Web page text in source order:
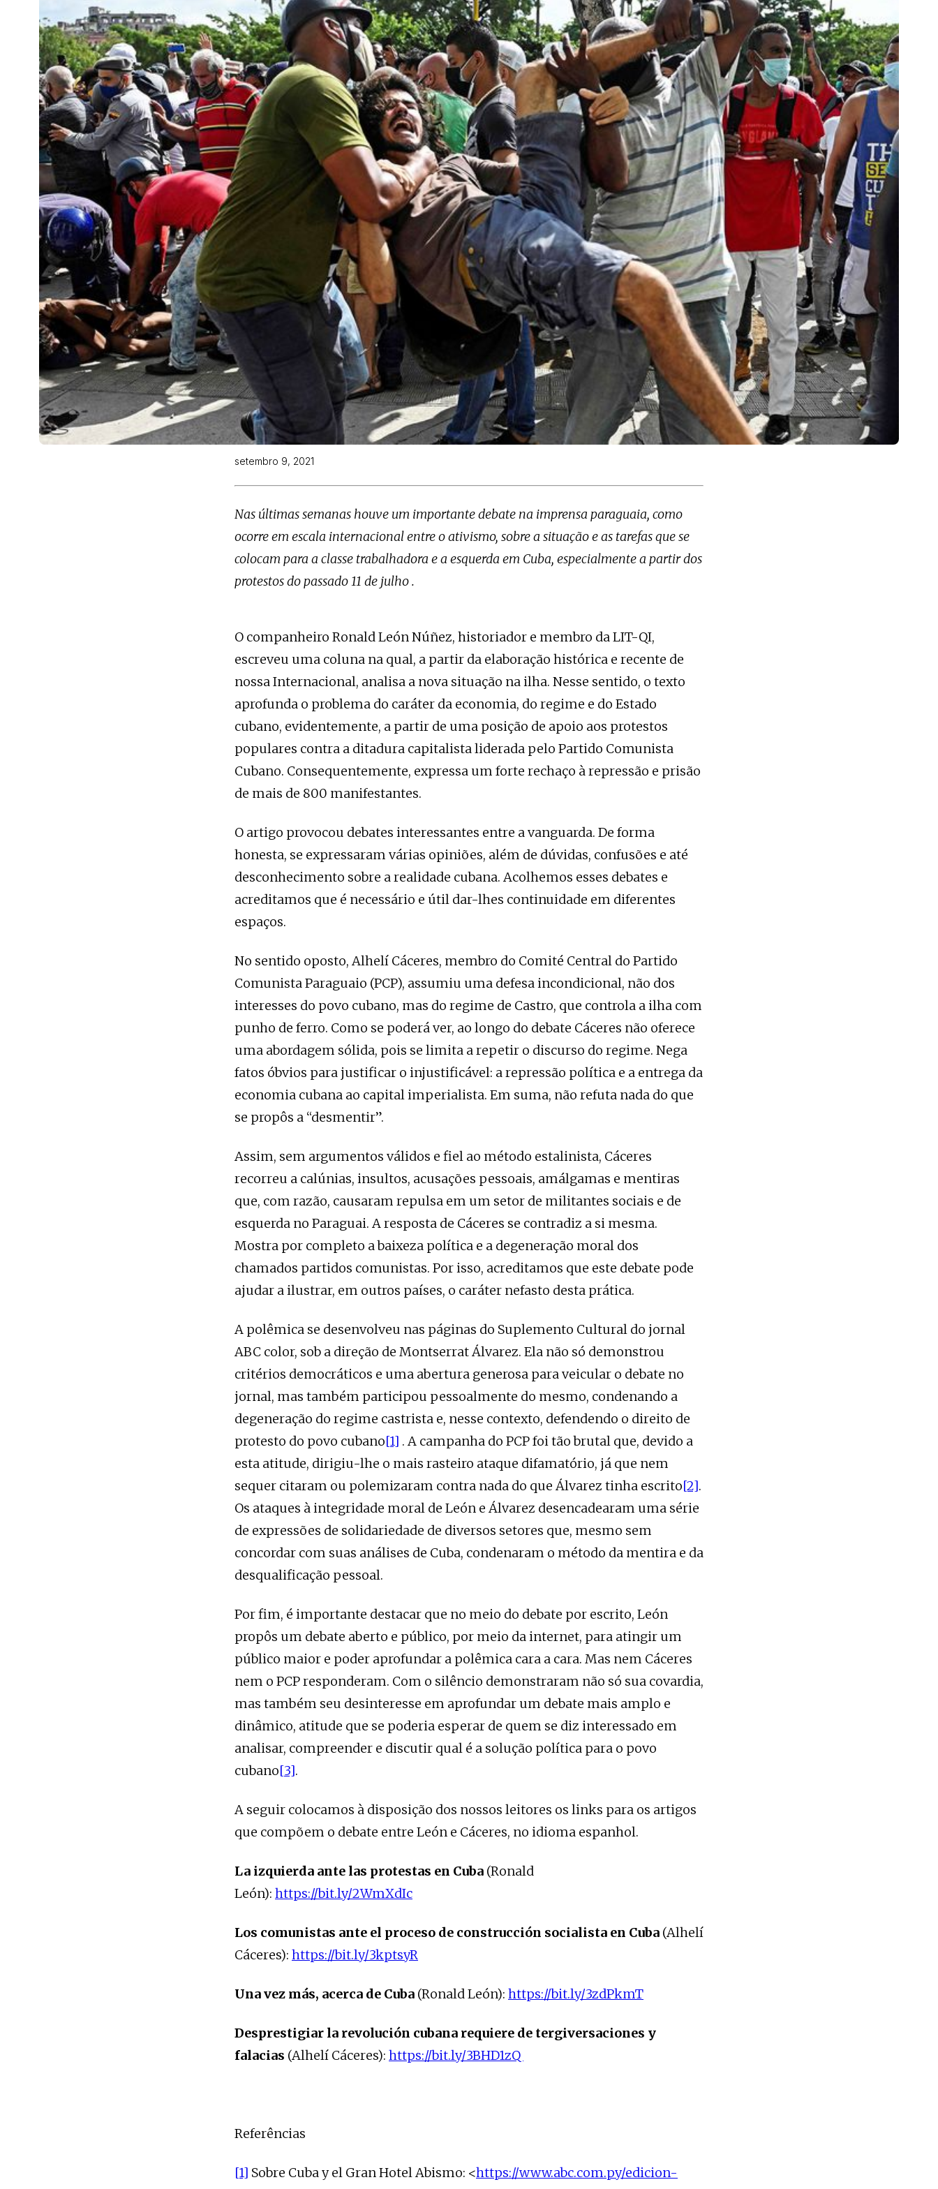
setembro 9, 2021
Nas últimas semanas houve um importante debate na imprensa paraguaia, como
ocorre em escala internacional entre o ativismo, sobre a situação e as tarefas que se
colocam para a classe trabalhadora e a esquerda em Cuba, especialmente a partir dos
protestos do passado 11 de julho .
O companheiro Ronald León Núñez, historiador e membro da LIT-QI,
escreveu uma coluna na qual, a partir da elaboração histórica e recente de
nossa Internacional, analisa a nova situação na ilha. Nesse sentido, o texto
aprofunda o problema do caráter da economia, do regime e do Estado
cubano, evidentemente, a partir de uma posição de apoio aos protestos
populares contra a ditadura capitalista liderada pelo Partido Comunista
Cubano. Consequentemente, expressa um forte rechaço à repressão e prisão
de mais de 800 manifestantes.
O artigo provocou debates interessantes entre a vanguarda. De forma
honesta, se expressaram várias opiniões, além de dúvidas, confusões e até
desconhecimento sobre a realidade cubana. Acolhemos esses debates e
acreditamos que é necessário e útil dar-lhes continuidade em diferentes
espaços.
No sentido oposto, Alhelí Cáceres, membro do Comité Central do Partido
Comunista Paraguaio (PCP), assumiu uma defesa incondicional, não dos
interesses do povo cubano, mas do regime de Castro, que controla a ilha com
punho de ferro. Como se poderá ver, ao longo do debate Cáceres não oferece
uma abordagem sólida, pois se limita a repetir o discurso do regime. Nega
fatos óbvios para justificar o injustificável: a repressão política e a entrega da
economia cubana ao capital imperialista. Em suma, não refuta nada do que
se propôs a “desmentir”.
Assim, sem argumentos válidos e fiel ao método estalinista, Cáceres
recorreu a calúnias, insultos, acusações pessoais, amálgamas e mentiras
que, com razão, causaram repulsa em um setor de militantes sociais e de
esquerda no Paraguai. A resposta de Cáceres se contradiz a si mesma.
Mostra por completo a baixeza política e a degeneração moral dos
chamados partidos comunistas. Por isso, acreditamos que este debate pode
ajudar a ilustrar, em outros países, o caráter nefasto desta prática.
A polêmica se desenvolveu nas páginas do Suplemento Cultural do jornal
ABC color, sob a direção de Montserrat Álvarez. Ela não só demonstrou
critérios democráticos e uma abertura generosa para veicular o debate no
jornal, mas também participou pessoalmente do mesmo, condenando a
degeneração do regime castrista e, nesse contexto, defendendo o direito de
protesto do povo cubano[1] . A campanha do PCP foi tão brutal que, devido a
esta atitude, dirigiu-lhe o mais rasteiro ataque difamatório, já que nem
sequer citaram ou polemizaram contra nada do que Álvarez tinha escrito[2].
Os ataques à integridade moral de León e Álvarez desencadearam uma série
de expressões de solidariedade de diversos setores que, mesmo sem
concordar com suas análises de Cuba, condenaram o método da mentira e da
desqualificação pessoal.
Por fim, é importante destacar que no meio do debate por escrito, León
propôs um debate aberto e público, por meio da internet, para atingir um
público maior e poder aprofundar a polêmica cara a cara. Mas nem Cáceres
nem o PCP responderam. Com o silêncio demonstraram não só sua covardia,
mas também seu desinteresse em aprofundar um debate mais amplo e
dinâmico, atitude que se poderia esperar de quem se diz interessado em
analisar, compreender e discutir qual é a solução política para o povo
cubano[3].
A seguir colocamos à disposição dos nossos leitores os links para os artigos
que compõem o debate entre León e Cáceres, no idioma espanhol.
La izquierda ante las protestas en Cuba (Ronald
León): https://bit.ly/2WmXdIc
Los comunistas ante el proceso de construcción socialista en Cuba (Alhelí
Cáceres): https://bit.ly/3kptsyR
Una vez más, acerca de Cuba (Ronald León): https://bit.ly/3zdPkmT
Desprestigiar la revolución cubana requiere de tergiversaciones y
falacias (Alhelí Cáceres): https://bit.ly/3BHD1zQ
Referências
[1] Sobre Cuba y el Gran Hotel Abismo: <https://www.abc.com.py/edicion-